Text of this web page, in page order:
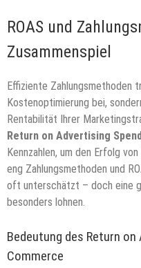
ROAS und
Zusammenspiel
Effiziente Zahlungsmethoden
Kostenoptimierung bei,
Rentabilität Ihrer
Return on Advertising
Kennzahlen, um den Erfolg
eng Zahlungsmethoden und
oft unterschätzt – doch eine
besonders lohnen.
Bedeutung des Return on
Commerce